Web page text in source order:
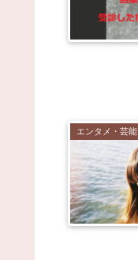
エンタメ・芸能